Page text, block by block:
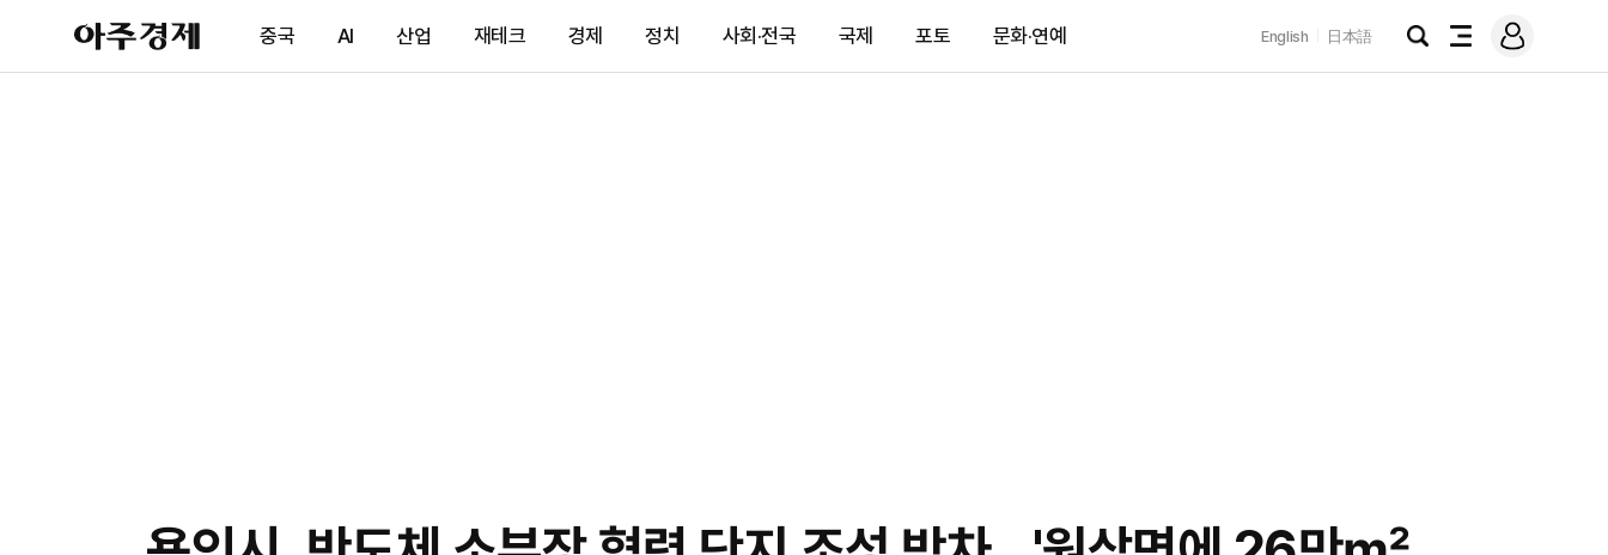
아
주
제
중국 AI 산업 재테크 경제 정치 사회·전국 국제 포토 문화·연예 English 日本語
검
전
메
그